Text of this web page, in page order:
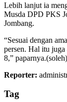
Lebih lanjut ia
Musda DPD PKS
Jombang.
“Sesuai dengan
persen. Hal itu
8,” paparnya.(soleh)
Reporter:
Tag